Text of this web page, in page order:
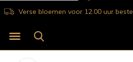
Verse bloemen voor 12.00 uur